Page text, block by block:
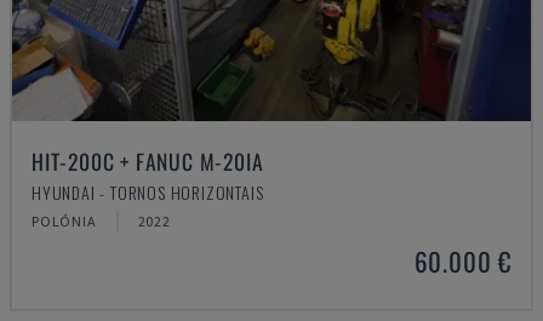
HIT-200C + FANUC M-20IA
HYUNDAI - TORNOS HORIZONTAIS
POLÓNIA 2022
60.000 €